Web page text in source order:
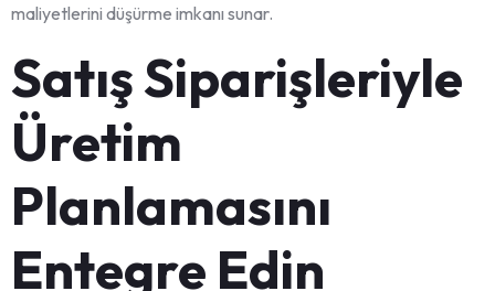
maliyetlerini düşürme imkanı sunar.
Satış Siparişleriyle
Üretim
Planlamasını
Entegre Edin